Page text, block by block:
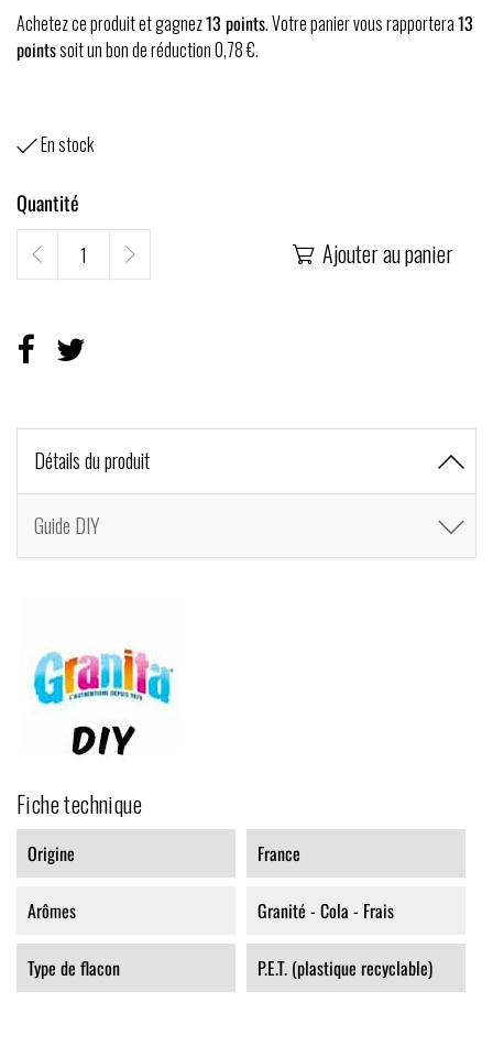
Achetez ce produit et gagnez13 points. Votre panier vous rapportera13
pointssoit un bon de réduction0,78 €.
En stock
Quantité
 Ajouter au panier
Détails du produit
Guide DIY
Fiche technique
Origine France
Arômes Granité - Cola - Frais
Type de flacon P.E.T. (plastique recyclable)